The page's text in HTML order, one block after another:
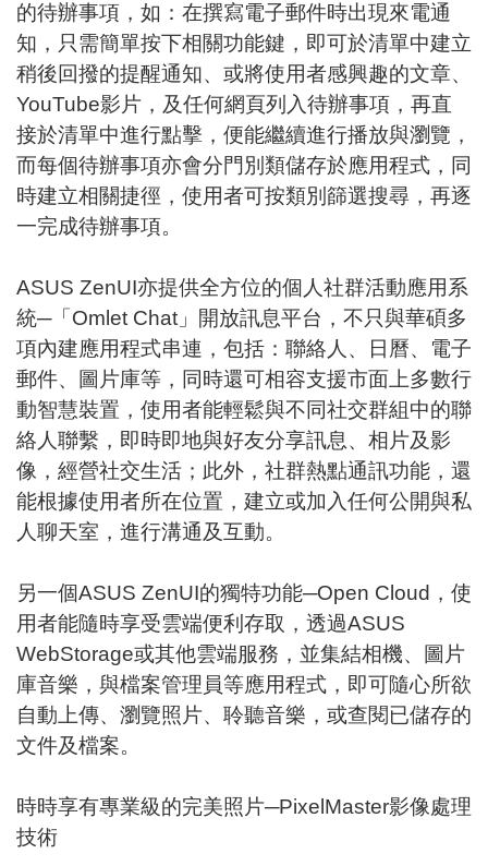
的待辦事項，如：在撰寫電子郵件時出現來電通
知，只需簡單按下相關功能鍵，即可於清單中建立
稍後回撥的提醒通知、或將使用者感興趣的文章、
YouTube影片，及任何網頁列入待辦事項，再直
接於清單中進行點擊，便能繼續進行播放與瀏覽，
而每個待辦事項亦會分門別類儲存於應用程式，同
時建立相關捷徑，使用者可按類別篩選搜尋，再逐
一完成待辦事項。
ASUS ZenUI亦提供全方位的個人社群活動應用系
統─「Omlet Chat」開放訊息平台，不只與華碩多
項內建應用程式串連，包括：聯絡人、日曆、電子
郵件、圖片庫等，同時還可相容支援市面上多數行
動智慧裝置，使用者能輕鬆與不同社交群組中的聯
絡人聯繫，即時即地與好友分享訊息、相片及影
像，經營社交生活；此外，社群熱點通訊功能，還
能根據使用者所在位置，建立或加入任何公開與私
人聊天室，進行溝通及互動。
另一個ASUS ZenUI的獨特功能─Open Cloud，使
用者能隨時享受雲端便利存取，透過ASUS
WebStorage或其他雲端服務，並集結相機、圖片
庫音樂，與檔案管理員等應用程式，即可隨心所欲
自動上傳、瀏覽照片、聆聽音樂，或查閱已儲存的
文件及檔案。
時時享有專業級的完美照片─PixelMaster影像處理
技術